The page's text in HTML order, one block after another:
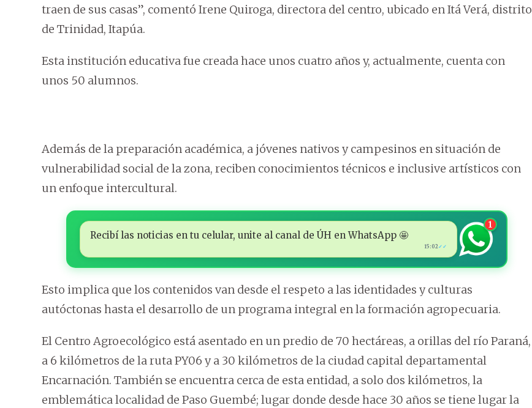
traen de sus casas”, comentó Irene Quiroga, directora del centro, ubicado en Itá Verá, distrito
de Trinidad, Itapúa.
Esta institución educativa fue creada hace unos cuatro años y, actualmente, cuenta con
unos 50 alumnos.
Además de la preparación académica, a jóvenes nativos y campesinos en situación de
vulnerabilidad social de la zona, reciben conocimientos técnicos e inclusive artísticos con
un enfoque intercultural.
Recibí las noticias en tu celular, unite al canal de ÚH en WhatsApp 🤩
15:02✓✓
1
Esto implica que los contenidos van desde el respeto a las identidades y culturas
autóctonas hasta el desarrollo de un programa integral en la formación agropecuaria.
El Centro Agroecológico está asentado en un predio de 70 hectáreas, a orillas del río Paraná,
a 6 kilómetros de la ruta PY06 y a 30 kilómetros de la ciudad capital departamental
Encarnación. También se encuentra cerca de esta entidad, a solo dos kilómetros, la
emblemática localidad de Paso Guembé; lugar donde desde hace 30 años se tiene lugar la